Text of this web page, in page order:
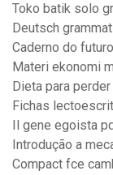
Toko batik solo
Deutsch
Caderno do
Materi ekonomi
Dieta para
Fichas
Il gene egoista
Introdução a
Compact fce